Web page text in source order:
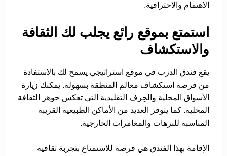
الاهتمام والاحترافية.
استمتع بموقع رائع يجلب لك الثقافة
والاستكشاف
يقع فندق الدرب في موقع استراتيجي يسمح لك بالاستفادة
من فرصة استكشاف معالم المنطقة بسهولة. يمكنك زيارة
الأسواق المحلية والحِرف التقليدية التي تعكس جوهر الثقافة
المحلية. كما يتوفر العديد من الأماكن الطبيعية القريبة
المناسبة للنزهات والمغامرات الخارجية.
الإقامة بهذا الفندق هي فرصة للاستمتاع بتجربة ثقافية